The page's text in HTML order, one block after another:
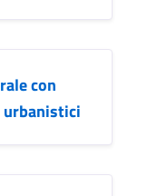
con
urbanistici